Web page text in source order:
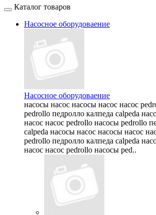
Каталог товаров
Насосное оборудоваение
Насосное оборудоваение
насосы насос насосы насос насос
pedrollo педролло калпеда calpeda
насос насос pedrollo насосы pedrollo
calpeda насосы насос насосы насос
pedrollo педролло калпеда calpeda
насос насос pedrollo насосы ped..